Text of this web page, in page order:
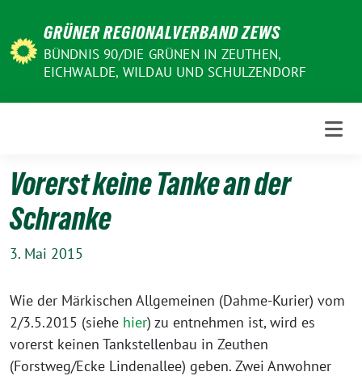
Inhalt
GRÜNER REGIONALVERBAND ZEWS
BÜNDNIS 90/DIE GRÜNEN IN ZEUTHEN,
EICHWALDE, WILDAU UND SCHULZENDORF
Vorerst keine Tanke an der
Schranke
3. Mai 2015
Wie der Märkischen Allgemeinen (Dahme-Kurier) vom
2/3.5.2015 (siehe hier) zu entnehmen ist, wird es
vorerst keinen Tankstellenbau in Zeuthen
(Forstweg/Ecke Lindenallee) geben. Zwei Anwohner